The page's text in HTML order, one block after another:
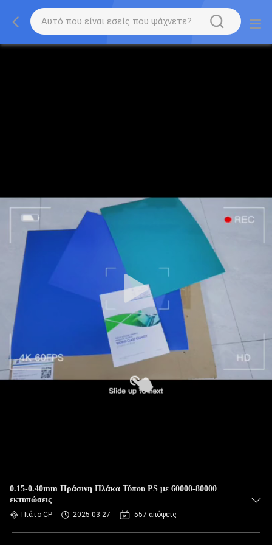
0.15-0.40mm Πράσινη Πλάκα Τύπου PS με 60000-80000
εκτυπώσεις
Πιάτο CP 2025-03-27 557 απόψεις